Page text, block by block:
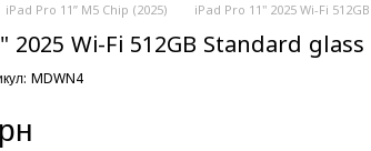
iPad Pro 11” M5 Chip (2025) iPad Pro 11" 2025 Wi-Fi
2025 Wi-Fi 512GB Standard
MDWN4